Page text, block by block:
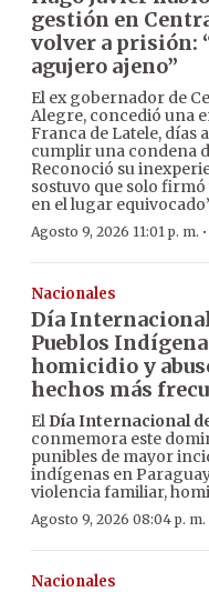
gestión en
volver a prisión:
agujero ajeno”
El ex gobernador de
Alegre, concedió una
Franca de Latele, días
cumplir una condena
Reconoció su
sostuvo que solo
en el lugar
Agosto 9, 2026 11:01 p. m. ·
Nacionales
Día
Pueblos
homicidio y
hechos más
El Día Internacional
conmemora este
punibles de mayor
indígenas en
violencia familiar,
Agosto 9, 2026 08:04 p. m.
Nacionales